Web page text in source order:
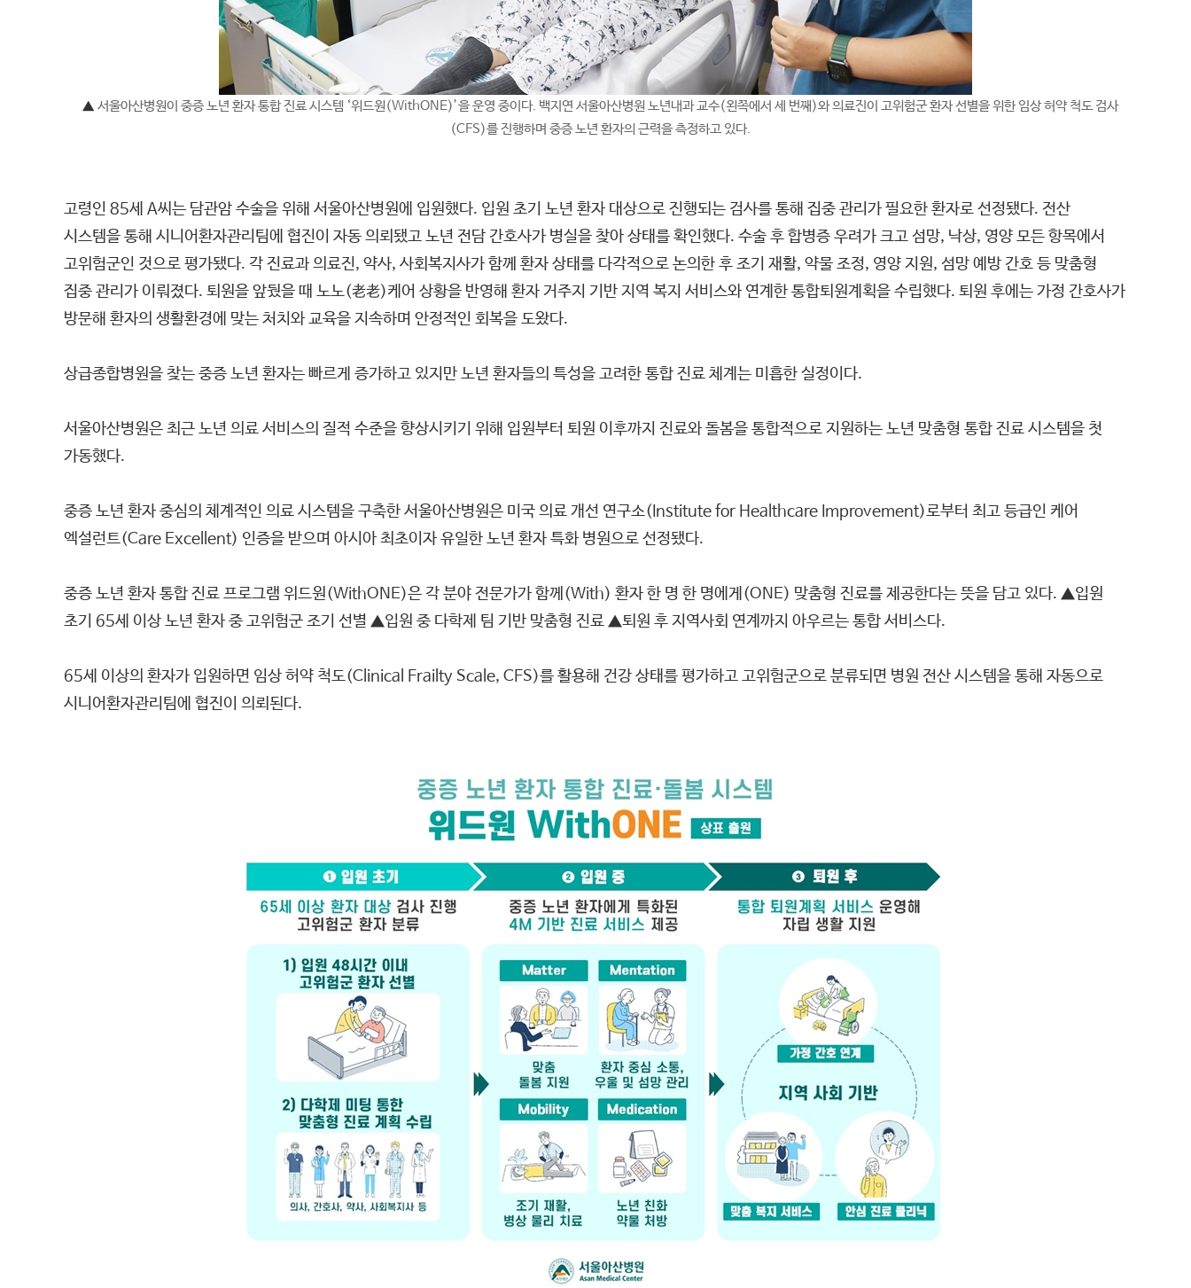
▲ 서울아산병원이 중증 노년 환자 통합 진료 시스템 ‘위드원(WithONE)’을 운영 중이다. 백지연 서울아산병원 노년내과 교수(왼쪽에서 세 번째)와 의료진이 고위험군 환자 선별을 위한 임상 허약 척도 검사
(CFS)를 진행하며 중증 노년 환자의 근력을 측정하고 있다.
고령인 85세 A씨는 담관암 수술을 위해 서울아산병원에 입원했다. 입원 초기 노년 환자 대상으로 진행되는 검사를 통해 집중 관리가 필요한 환자로 선정됐다. 전산
시스템을 통해 시니어환자관리팀에 협진이 자동 의뢰됐고 노년 전담 간호사가 병실을 찾아 상태를 확인했다. 수술 후 합병증 우려가 크고 섬망, 낙상, 영양 모든 항목에서
고위험군인 것으로 평가됐다. 각 진료과 의료진, 약사, 사회복지사가 함께 환자 상태를 다각적으로 논의한 후 조기 재활, 약물 조정, 영양 지원, 섬망 예방 간호 등 맞춤형
집중 관리가 이뤄졌다. 퇴원을 앞뒀을 때 노노(老老)케어 상황을 반영해 환자 거주지 기반 지역 복지 서비스와 연계한 통합퇴원계획을 수립했다. 퇴원 후에는 가정 간호사가
방문해 환자의 생활환경에 맞는 처치와 교육을 지속하며 안정적인 회복을 도왔다.
상급종합병원을 찾는 중증 노년 환자는 빠르게 증가하고 있지만 노년 환자들의 특성을 고려한 통합 진료 체계는 미흡한 실정이다.
서울아산병원은 최근 노년 의료 서비스의 질적 수준을 향상시키기 위해 입원부터 퇴원 이후까지 진료와 돌봄을 통합적으로 지원하는 노년 맞춤형 통합 진료 시스템을 첫
가동했다.
중증 노년 환자 중심의 체계적인 의료 시스템을 구축한 서울아산병원은 미국 의료 개선 연구소(Institute for Healthcare Improvement)로부터 최고 등급인 케어
엑설런트(Care Excellent) 인증을 받으며 아시아 최초이자 유일한 노년 환자 특화 병원으로 선정됐다.
중증 노년 환자 통합 진료 프로그램 위드원(WithONE)은 각 분야 전문가가 함께(With) 환자 한 명 한 명에게(ONE) 맞춤형 진료를 제공한다는 뜻을 담고 있다. ▲입원
초기 65세 이상 노년 환자 중 고위험군 조기 선별 ▲입원 중 다학제 팀 기반 맞춤형 진료 ▲퇴원 후 지역사회 연계까지 아우르는 통합 서비스다.
65세 이상의 환자가 입원하면 임상 허약 척도(Clinical Frailty Scale, CFS)를 활용해 건강 상태를 평가하고 고위험군으로 분류되면 병원 전산 시스템을 통해 자동으로
시니어환자관리팀에 협진이 의뢰된다.